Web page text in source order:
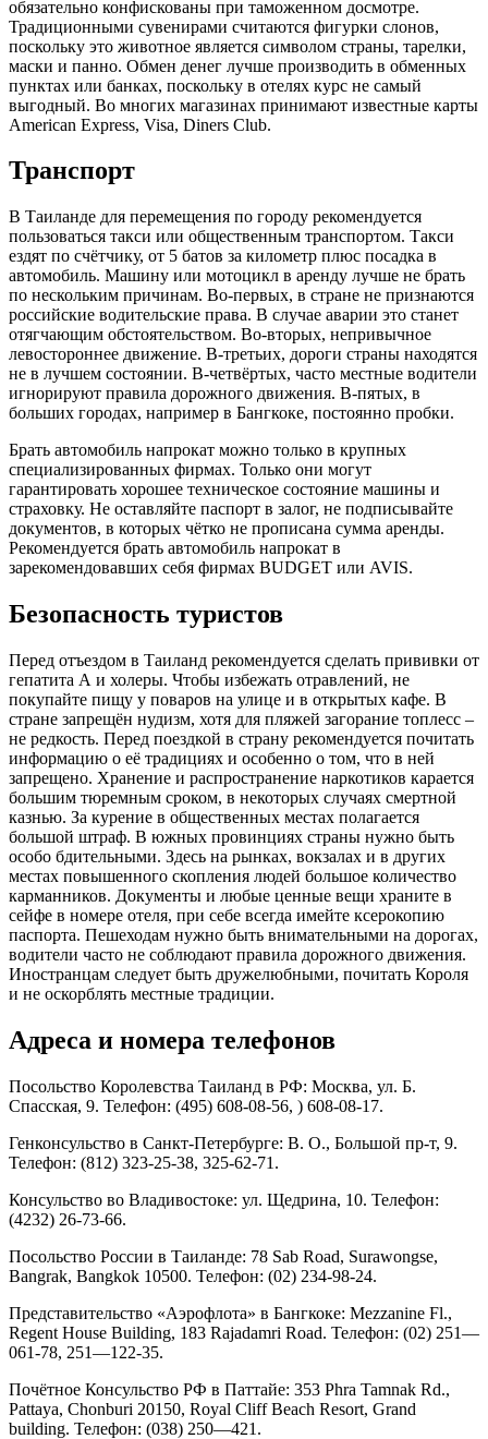
обязательно конфискованы при таможенном досмотре.
Традиционными сувенирами считаются фигурки слонов,
поскольку это животное является символом страны, тарелки,
маски и панно. Обмен денег лучше производить в обменных
пунктах или банках, поскольку в отелях курс не самый
выгодный. Во многих магазинах принимают известные карты
American Express, Visa, Diners Club.
Транспорт
В Таиланде для перемещения по городу рекомендуется
пользоваться такси или общественным транспортом. Такси
ездят по счётчику, от 5 батов за километр плюс посадка в
автомобиль. Машину или мотоцикл в аренду лучше не брать
по нескольким причинам. Во-первых, в стране не признаются
российские водительские права. В случае аварии это станет
отягчающим обстоятельством. Во-вторых, непривычное
левостороннее движение. В-третьих, дороги страны находятся
не в лучшем состоянии. В-четвёртых, часто местные водители
игнорируют правила дорожного движения. В-пятых, в
больших городах, например в Бангкоке, постоянно пробки.
Брать автомобиль напрокат можно только в крупных
специализированных фирмах. Только они могут
гарантировать хорошее техническое состояние машины и
страховку. Не оставляйте паспорт в залог, не подписывайте
документов, в которых чётко не прописана сумма аренды.
Рекомендуется брать автомобиль напрокат в
зарекомендовавших себя фирмах BUDGET или AVIS.
Безопасность туристов
Перед отъездом в Таиланд рекомендуется сделать прививки от
гепатита А и холеры. Чтобы избежать отравлений, не
покупайте пищу у поваров на улице и в открытых кафе. В
стране запрещён нудизм, хотя для пляжей загорание топлесс –
не редкость. Перед поездкой в страну рекомендуется почитать
информацию о её традициях и особенно о том, что в ней
запрещено. Хранение и распространение наркотиков карается
большим тюремным сроком, в некоторых случаях смертной
казнью. За курение в общественных местах полагается
большой штраф. В южных провинциях страны нужно быть
особо бдительными. Здесь на рынках, вокзалах и в других
местах повышенного скопления людей большое количество
карманников. Документы и любые ценные вещи храните в
сейфе в номере отеля, при себе всегда имейте ксерокопию
паспорта. Пешеходам нужно быть внимательными на дорогах,
водители часто не соблюдают правила дорожного движения.
Иностранцам следует быть дружелюбными, почитать Короля
и не оскорблять местные традиции.
Адреса и номера телефонов
Посольство Королевства Таиланд в РФ: Москва, ул. Б.
Спасская, 9. Телефон: (495) 608-08-56, ) 608-08-17.
Генконсульство в Санкт-Петербурге: В. О., Большой пр-т, 9.
Телефон: (812) 323-25-38, 325-62-71.
Консульство во Владивостоке: ул. Щедрина, 10. Телефон:
(4232) 26-73-66.
Посольство России в Таиланде: 78 Sab Road, Surawongse,
Bangrak, Bangkok 10500. Телефон: (02) 234-98-24.
Представительство «Аэрофлота» в Бангкоке: Mezzanine Fl.,
Regent House Building, 183 Rajadamri Road. Телефон: (02) 251—
061-78, 251—122-35.
Почётное Консульство РФ в Паттайе: 353 Phra Tamnak Rd.,
Pattaya, Chonburi 20150, Royal Cliff Beach Resort, Grand
building. Телефон: (038) 250—421.